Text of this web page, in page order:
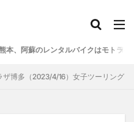
本、阿蘇のレンタルバイクはモトライ
ザ博多（2023/4/16）女子ツーリン